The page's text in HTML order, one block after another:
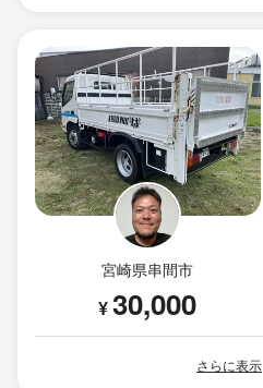
宮崎県串間市
¥30,000
さらに表示